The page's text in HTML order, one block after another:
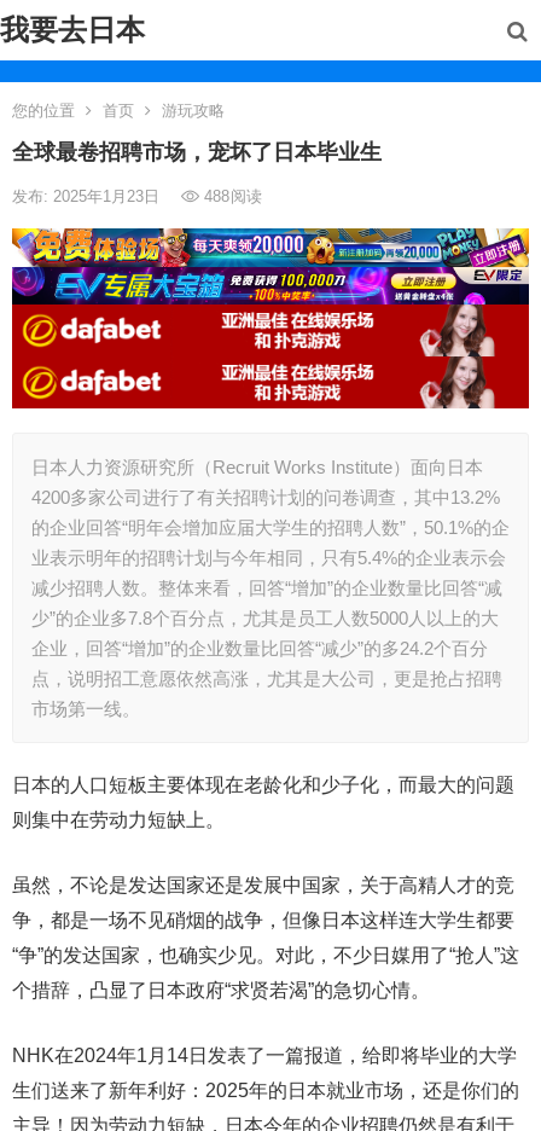
我要去日本
您的位置 首页 游玩攻略
全球最卷招聘市场，宠坏了日本毕业生
发布: 2025年1月23日 488阅读
日本人力资源研究所（Recruit Works Institute）面向日本
4200多家公司进行了有关招聘计划的问卷调查，其中13.2%
的企业回答“明年会增加应届大学生的招聘人数”，50.1%的企
业表示明年的招聘计划与今年相同，只有5.4%的企业表示会
减少招聘人数。整体来看，回答“增加”的企业数量比回答“减
少”的企业多7.8个百分点，尤其是员工人数5000人以上的大
企业，回答“增加”的企业数量比回答“减少”的多24.2个百分
点，说明招工意愿依然高涨，尤其是大公司，更是抢占招聘
市场第一线。
日本的人口短板主要体现在老龄化和少子化，而最大的问题
则集中在劳动力短缺上。
虽然，不论是发达国家还是发展中国家，关于高精人才的竞
争，都是一场不见硝烟的战争，但像日本这样连大学生都要
“争”的发达国家，也确实少见。对此，不少日媒用了“抢人”这
个措辞，凸显了日本政府“求贤若渴”的急切心情。
NHK在2024年1月14日发表了一篇报道，给即将毕业的大学
生们送来了新年利好：2025年的日本就业市场，还是你们的
主导！因为劳动力短缺，日本今年的企业招聘仍然是有利于